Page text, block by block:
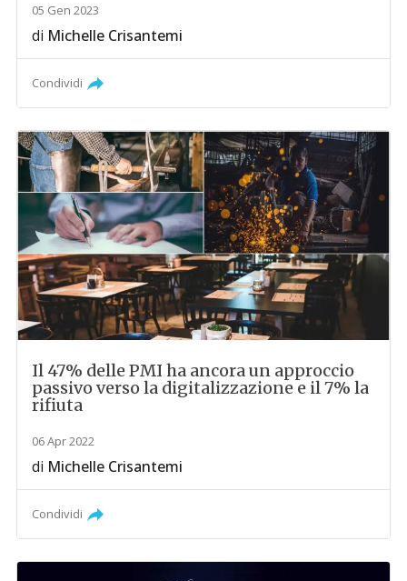
05 Gen 2023
di Michelle Crisantemi
Condividi
Il 47% delle PMI ha ancora un approccio
passivo verso la digitalizzazione e il 7% la
rifiuta
06 Apr 2022
di Michelle Crisantemi
Condividi